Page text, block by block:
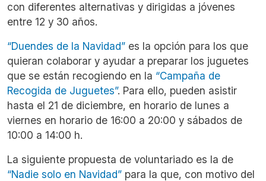
con diferentes alternativas y dirigidas a jóvenes
entre 12 y 30 años.
“Duendes de la Navidad” es la opción para los que
quieran colaborar y ayudar a preparar los juguetes
que se están recogiendo en la “Campaña de
Recogida de Juguetes”. Para ello, pueden asistir
hasta el 21 de diciembre, en horario de lunes a
viernes en horario de 16:00 a 20:00 y sábados de
10:00 a 14:00 h.
La siguiente propuesta de voluntariado es la de
“Nadie solo en Navidad” para la que, con motivo del